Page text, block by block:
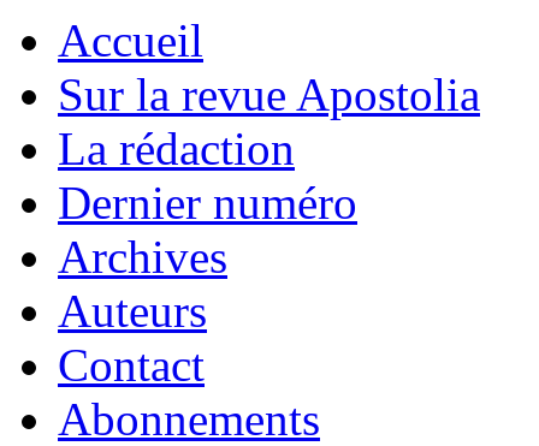
Accueil
Sur la revue Apostolia
La rédaction
Dernier numéro
Archives
Auteurs
Contact
Abonnements